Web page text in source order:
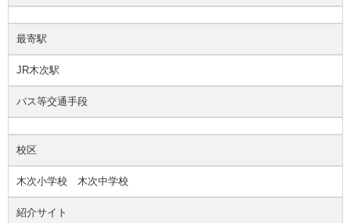
最寄駅
JR木次駅
バス等交通手段
校区
木次小学校 木次中学校
紹介サイト